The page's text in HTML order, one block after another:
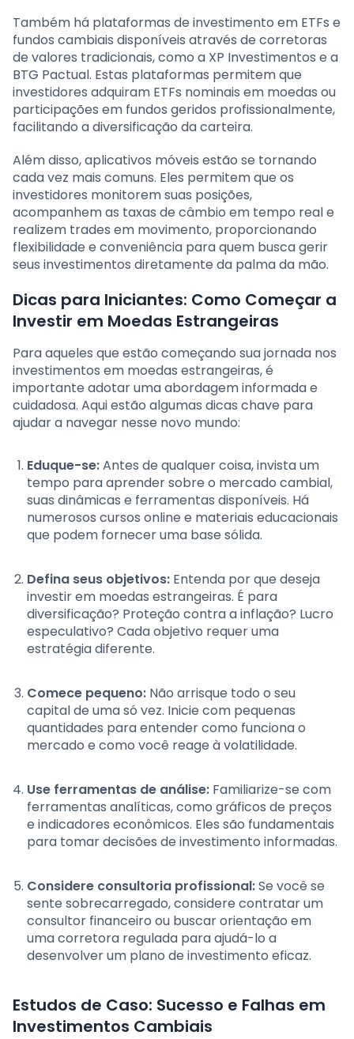
Também há plataformas de investimento em ETFs e
fundos cambiais disponíveis através de corretoras
de valores tradicionais, como a XP Investimentos e a
BTG Pactual. Estas plataformas permitem que
investidores adquiram ETFs nominais em moedas ou
participações em fundos geridos profissionalmente,
facilitando a diversificação da carteira.
Além disso, aplicativos móveis estão se tornando
cada vez mais comuns. Eles permitem que os
investidores monitorem suas posições,
acompanhem as taxas de câmbio em tempo real e
realizem trades em movimento, proporcionando
flexibilidade e conveniência para quem busca gerir
seus investimentos diretamente da palma da mão.
Dicas para Iniciantes: Como Começar a
Investir em Moedas Estrangeiras
Para aqueles que estão começando sua jornada nos
investimentos em moedas estrangeiras, é
importante adotar uma abordagem informada e
cuidadosa. Aqui estão algumas dicas chave para
ajudar a navegar nesse novo mundo:
Eduque-se:Antes de qualquer coisa, invista um
tempo para aprender sobre o mercado cambial,
suas dinâmicas e ferramentas disponíveis. Há
numerosos cursos online e materiais educacionais
que podem fornecer uma base sólida.
Defina seus objetivos: Entenda por que deseja
investir em moedas estrangeiras. É para
diversificação? Proteção contra a inflação? Lucro
especulativo? Cada objetivo requer uma
estratégia diferente.
Comece pequeno: Não arrisque todo o seu
capital de uma só vez. Inicie com pequenas
quantidades para entender como funciona o
mercado e como você reage à volatilidade.
Use ferramentas de análise: Familiarize-se com
ferramentas analíticas, como gráficos de preços
e indicadores econômicos. Eles são fundamentais
para tomar decisões de investimento informadas.
Considere consultoria profissional:Se você se
sente sobrecarregado, considere contratar um
consultor financeiro ou buscar orientação em
uma corretora regulada para ajudá-lo a
desenvolver um plano de investimento eficaz.
Estudos de Caso: Sucesso e Falhas em
Investimentos Cambiais